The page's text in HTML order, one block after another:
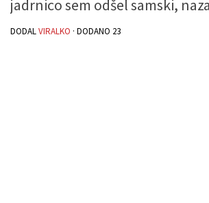
jadrnico sem odšel samski,
DODALVIRALKO · DODANO 23